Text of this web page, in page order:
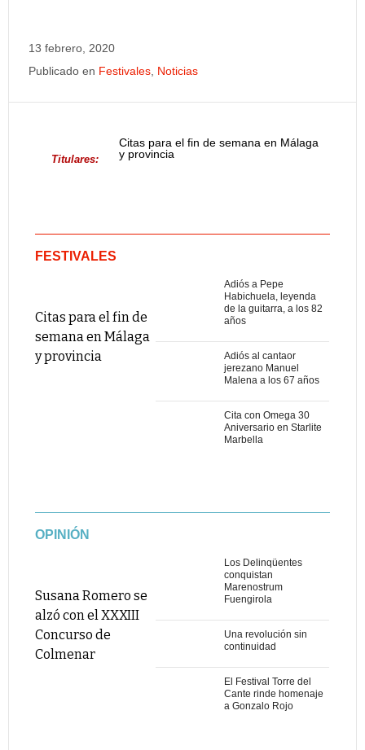
13 febrero, 2020
Publicado en Festivales Noticias
Titulares:
Citas para el fin de semana en Málaga
y provincia
FESTIVALES
Citas para el fin de
semana en Málaga
y provincia
Adiós a Pepe
Habichuela, leyenda
de la guitarra, a los 82
años
Adiós al cantaor
jerezano Manuel
Malena a los 67 años
Cita con Omega 30
Aniversario en Starlite
Marbella
OPINIÓN
Susana Romero se
alzó con el XXXIII
Concurso de
Colmenar
Los Delinqüentes
conquistan
Marenostrum
Fuengirola
Una revolución sin
continuidad
El Festival Torre del
Cante rinde homenaje
a Gonzalo Rojo